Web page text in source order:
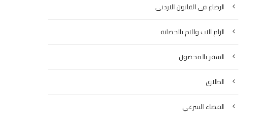
الرضاع في القانون الاردني
الزام الاب والام بالحضانة
السفر بالمحضون
الطلاق
القضاء الشرعي